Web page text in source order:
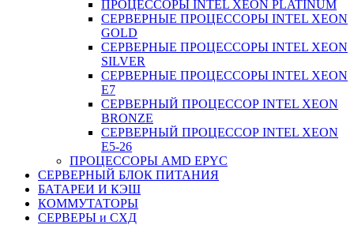
ПРОЦЕССОРЫ INTEL XEON PLATINUM
СЕРВЕРНЫЕ ПРОЦЕССОРЫ INTEL XEON
GOLD
СЕРВЕРНЫЕ ПРОЦЕССОРЫ INTEL XEON
SILVER
СЕРВЕРНЫЕ ПРОЦЕССОРЫ INTEL XEON
Е7
СЕРВЕРНЫЙ ПРОЦЕССОР INTEL XEON
BRONZE
СЕРВЕРНЫЙ ПРОЦЕССОР INTEL XEON
Е5-26
ПРОЦЕССОРЫ AMD EPYC
СЕРВЕРНЫЙ БЛОК ПИТАНИЯ
БАТАРЕИ И КЭШ
КОММУТАТОРЫ
СЕРВЕРЫ и СХД